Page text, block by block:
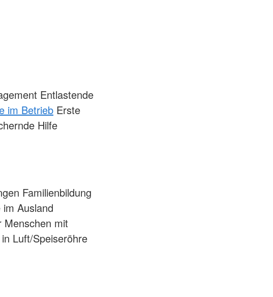
Entlastende
im Betrieb Erste
Hilfe
Familienbildung
im Ausland
Menschen mit
Luft/Speiseröhre